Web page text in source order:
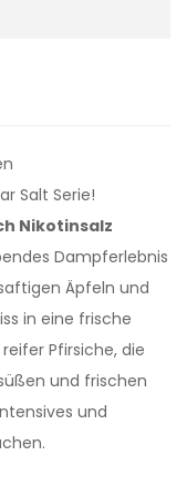
Salt Serie!
Nikotinsalz
Dampferlebnis
Äpfeln und
in eine frische
Pfirsiche, die
und frischen
und